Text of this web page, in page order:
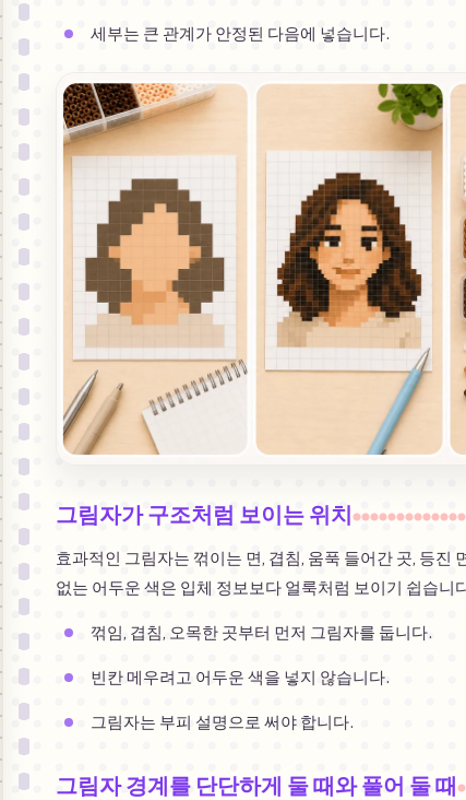
세부는 큰 관계가 안정된 다음에 넣습니다.
그림자가 구조처럼 보이는 위치
효과적인 그림자는 꺾이는 면, 겹침, 움푹 들어간 곳, 등
없는 어두운 색은 입체 정보보다 얼룩처럼 보이기 쉽습니
꺾임, 겹침, 오목한 곳부터 먼저 그림자를 둡니다.
빈칸 메우려고 어두운 색을 넣지 않습니다.
그림자는 부피 설명으로 써야 합니다.
그림자 경계를 단단하게 둘 때와 풀어 둘 때